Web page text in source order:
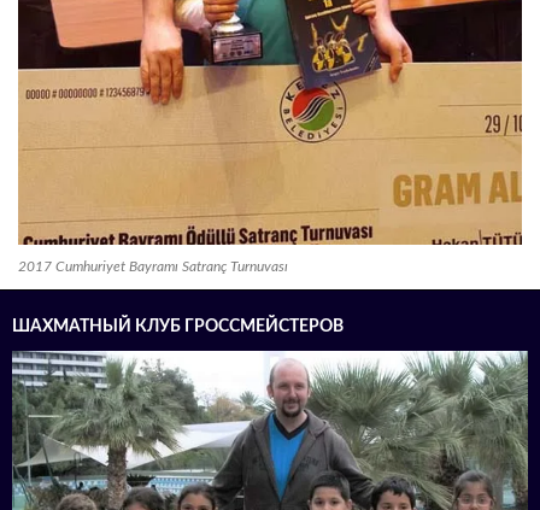
2017 Cumhuriyet Bayramı Satranç Turnuvası
ШАХМАТНЫЙ КЛУБ ГРОССМЕЙСТЕРОВ